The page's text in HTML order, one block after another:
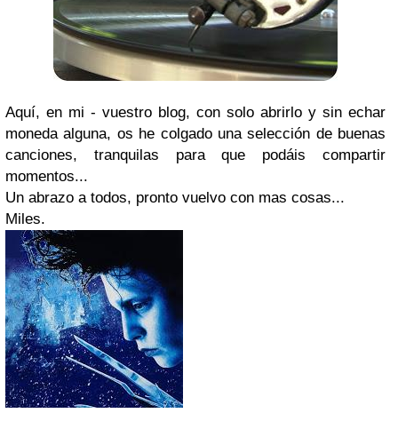
Aquí, en mi - vuestro blog, con solo abrirlo y sin echar
moneda alguna, os he colgado una selección de buenas
canciones, tranquilas para que podáis compartir
momentos...
Un abrazo a todos, pronto vuelvo con mas cosas...
Miles.